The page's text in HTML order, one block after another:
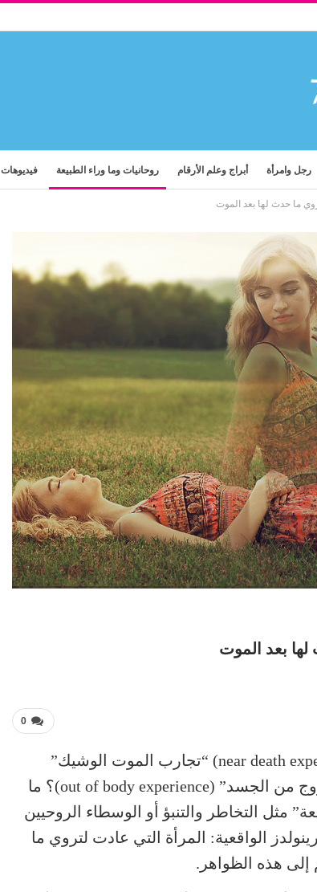
رجل وامرأة أبراج وعلم الأرقام روحانيات وما وراء الطبيعة فيديوهات
ما حدث لها بعد الموت
لها بعد الموت
0
هل تعرفون تجارب الاقتراب من الموت (near death experience) “تجارب الموت الوشيك”
المذهلة؟ هل سبق أن سمعتم عن تجارب “الخروج من الجسد” (out of body experience)؟ ما
مثل التخاطر والتنبؤ أو الوسطاء الروحيين
الواقعية: المرأة التي عادت لتروي ما
هذه الظواهر.